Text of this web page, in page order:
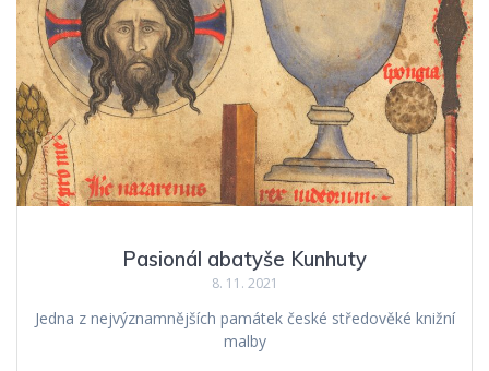
Pasionál abatyše Kunhuty
8. 11. 2021
Jedna z nejvýznamnějších památek české středověké knižní
malby